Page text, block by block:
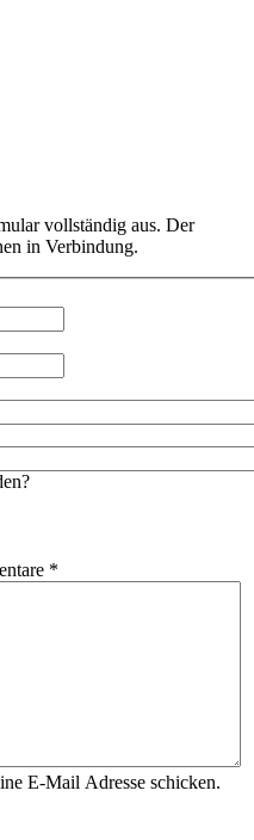
vollständig aus. Der
in Verbindung.
*
E-Mail Adresse schicken.